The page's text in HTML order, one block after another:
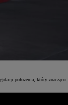
położenia, który znacząco